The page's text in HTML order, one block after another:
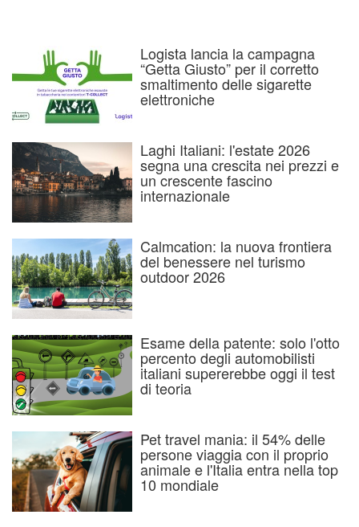
Logista lancia la campagna
“Getta Giusto” per il corretto
smaltimento delle sigarette
elettroniche
Laghi Italiani: l'estate 2026
segna una crescita nei prezzi e
un crescente fascino
internazionale
Calmcation: la nuova frontiera
del benessere nel turismo
outdoor 2026
Esame della patente: solo l'otto
percento degli automobilisti
italiani supererebbe oggi il test
di teoria
Pet travel mania: il 54% delle
persone viaggia con il proprio
animale e l'Italia entra nella top
10 mondiale